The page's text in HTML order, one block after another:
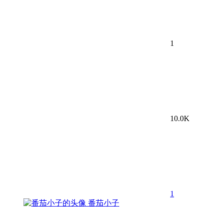
1
10.0K
1
番茄小子